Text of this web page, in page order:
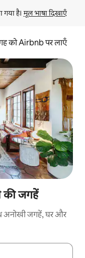
गया है। मूल भाषा दिखाएँ
को Airbnb पर लाएँ
जगहें
अनोखी जगहें, घर और